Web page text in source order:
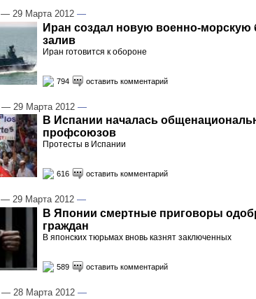
— 29 Марта 2012 —
Иран создал новую военно-морскую
залив
Иран готовится к обороне
794 оставить комментарий
— 29 Марта 2012 —
В Испании началась
профсоюзов
Протесты в Испании
616 оставить комментарий
— 29 Марта 2012 —
В Японии смертные приговоры
граждан
В японских тюрьмах вновь казнят заключенных
589 оставить комментарий
— 28 Марта 2012 —